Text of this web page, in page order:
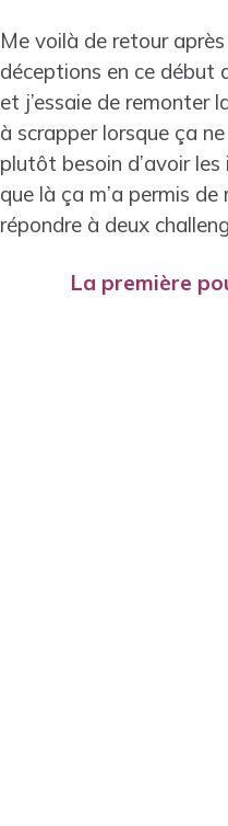
Me voilà de retour
déceptions en ce début
et j’essaie de remonter
à scrapper lorsque ça
plutôt besoin d’avoir
que là ça m’a permis
répondre à deux
La première